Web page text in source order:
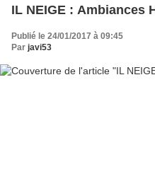
IL NEIGE : Ambiances
Publié le 24/01/2017 à 09:45
Par javi53